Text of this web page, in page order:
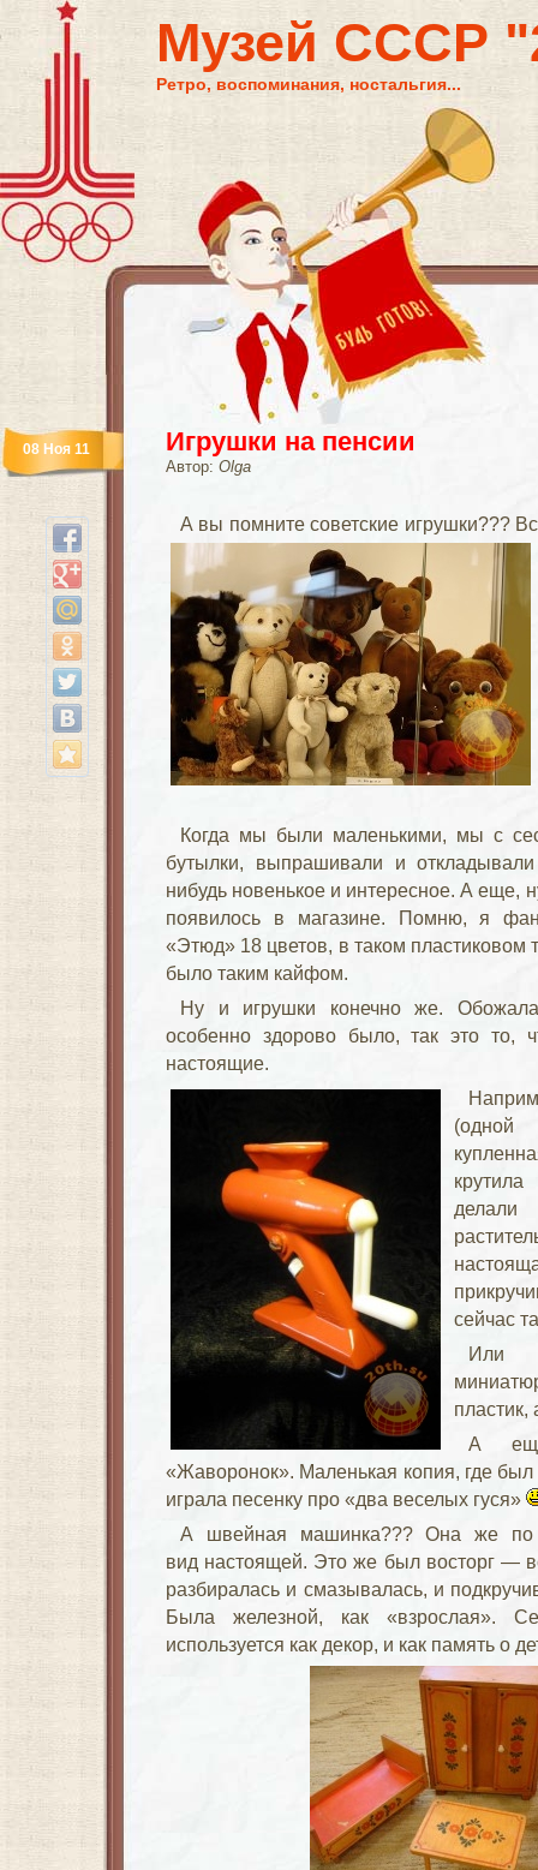
Музей СССР
Ретро, воспоминания, ностальгия...
Игрушки на пенсии
Автор: Olga
08 Ноя 11
А вы помните советские игрушки???
Когда мы были маленькими, мы с
бутылки, выпрашивали и
нибудь новенькое и интересное. А еще,
появилось в магазине. Помню, я
«Этюд» 18 цветов, в таком пластиковом
было таким кайфом.
Ну и игрушки конечно же.
особенно здорово было, так это то,
настоящие.
(одной
сейчас
Или
А
«Жаворонок». Маленькая копия, где
играла песенку про «два веселых гуся»
А швейная машинка??? Она же
вид настоящей. Это же был восторг —
разбиралась и смазывалась, и
Была железной, как «взрослая».
используется как декор, и как память о